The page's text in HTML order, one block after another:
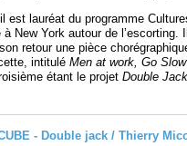
est lauréat du programme
à New York autour de
retour une pièce
intitulé Men at work, Go
étant le projet Double Jack